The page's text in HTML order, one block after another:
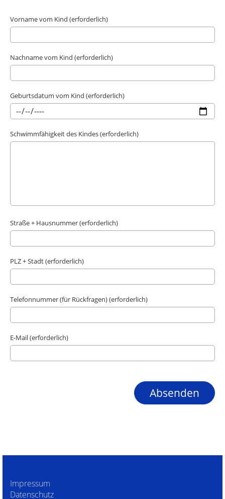
Vorname vom Kind (erforderlich)
Nachname vom Kind (erforderlich)
Geburtsdatum vom Kind (erforderlich)
Schwimmfähigkeit des Kindes (erforderlich)
Straße + Hausnummer (erforderlich)
PLZ + Stadt (erforderlich)
Telefonnummer (für Rückfragen) (erforderlich)
E-Mail (erforderlich)
Impressum
Datenschutz